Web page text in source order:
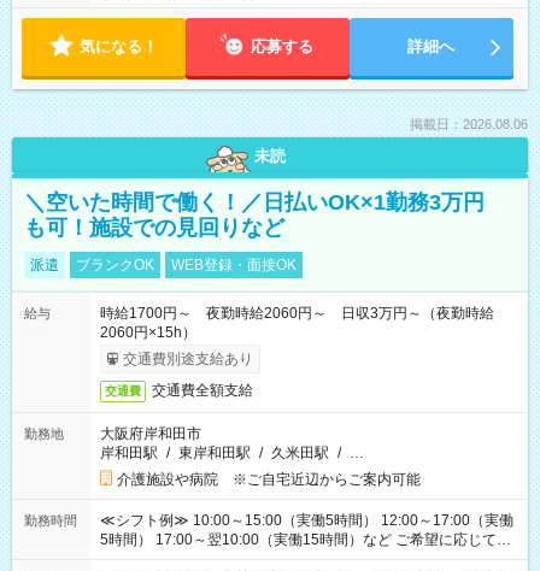
気になる！ 応募する 詳細へ
掲載日：2026.08.06
未読
＼空いた時間で働く！／日払いOK×1勤務3万円
も可！施設での見回りなど
派遣 ブランクOK WEB登録・面接OK
給与
時給1700円～ 夜勤時給2060円～ 日収3万円～（夜勤時給
2060円×15h）
交通費別途支給あり
交通費 交通費全額支給
勤務地
大阪府岸和田市
岸和田駅 / 東岸和田駅 / 久米田駅 / …
介護施設や病院 ※ご自宅近辺からご案内可能
勤務時間
≪シフト例≫ 10:00～15:00（実働5時間） 12:00～17:00（実働
5時間） 17:00～翌10:00（実働15時間）など ご希望に応じて、
働く時間は調整できます！ お気軽に担当へ相談ください！